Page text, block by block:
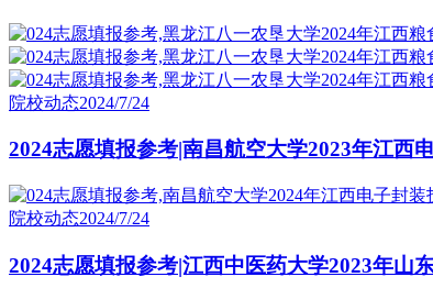
院校动态2024/7/24
2024志愿填报参考|南昌航空大学2023年江西
院校动态2024/7/24
2024志愿填报参考|江西中医药大学2023年山